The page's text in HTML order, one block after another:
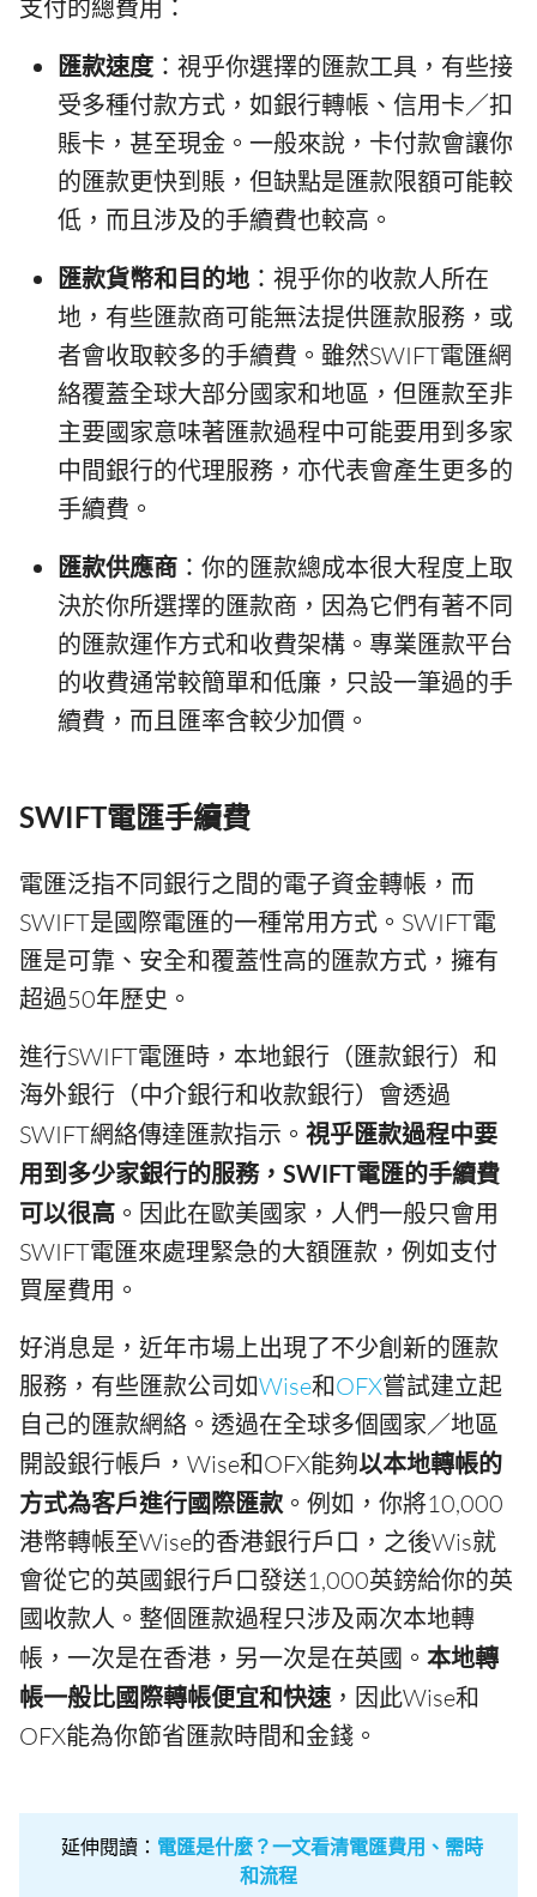
支付的總費用：
匯款速度：視乎你選擇的匯款工具，有些接
受多種付款方式，如銀行轉帳、信用卡／扣
賬卡，甚至現金。一般來說，卡付款會讓你
的匯款更快到賬，但缺點是匯款限額可能較
低，而且涉及的手續費也較高。
匯款貨幣和目的地 ：視乎你的收款人所在
地，有些匯款商可能無法提供匯款服務，或
者會收取較多的手續費。雖然SWIFT電匯網
絡覆蓋全球大部分國家和地區，但匯款至非
主要國家意味著匯款過程中可能要用到多家
中間銀行的代理服務，亦代表會產生更多的
手續費。
匯款供應商 ：你的匯款總成本很大程度上取
決於你所選擇的匯款商，因為它們有著不同
的匯款運作方式和收費架構。專業匯款平台
的收費通常較簡單和低廉，只設一筆過的手
續費，而且匯率含較少加價。
SWIFT電匯手續費
電匯泛指不同銀行之間的電子資金轉帳，而
SWIFT是國際電匯的一種常用方式。SWIFT電
匯是可靠、安全和覆蓋性高的匯款方式，擁有
超過50年歷史。
進行SWIFT電匯時，本地銀行（匯款銀行）和
海外銀行（中介銀行和收款銀行）會透過
SWIFT網絡傳達匯款指示。 視乎匯款過程中要
用到多少家銀行的服務，SWIFT電匯的手續費
可以很高 。因此在歐美國家，人們一般只會用
SWIFT電匯來處理緊急的大額匯款，例如支付
買屋費用。
好消息是，近年市場上出現了不少創新的匯款
服務，有些匯款公司如Wise和OFX嘗試建立起
自己的匯款網絡。透過在全球多個國家／地區
開設銀行帳戶，Wise和OFX能夠以本地轉帳的
方式為客戶進行國際匯款。例如，你將10,000
港幣轉帳至Wise的香港銀行戶口，之後Wis就
會從它的英國銀行戶口發送1,000英鎊給你的英
國收款人。整個匯款過程只涉及兩次本地轉
帳，一次是在香港，另一次是在英國。 本地轉
帳一般比國際轉帳便宜和快速，因此Wise和
OFX能為你節省匯款時間和金錢。
延伸閱讀： 電匯是什麼？一文看清電匯費用、需時
和流程